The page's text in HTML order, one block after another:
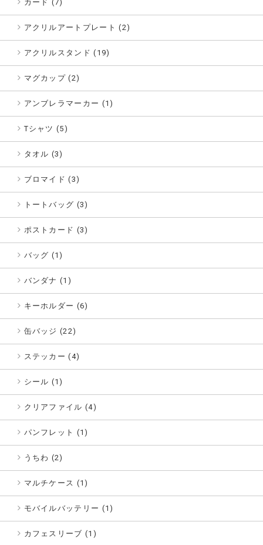
カード (7)
アクリルアートプレート (2)
アクリルスタンド (19)
マグカップ (2)
アンブレラマーカー (1)
Tシャツ (5)
タオル (3)
ブロマイド (3)
トートバッグ (3)
ポストカード (3)
バッグ (1)
バンダナ (1)
キーホルダー (6)
缶バッジ (22)
ステッカー (4)
シール (1)
クリアファイル (4)
パンフレット (1)
うちわ (2)
マルチケース (1)
モバイルバッテリー (1)
カフェスリーブ (1)